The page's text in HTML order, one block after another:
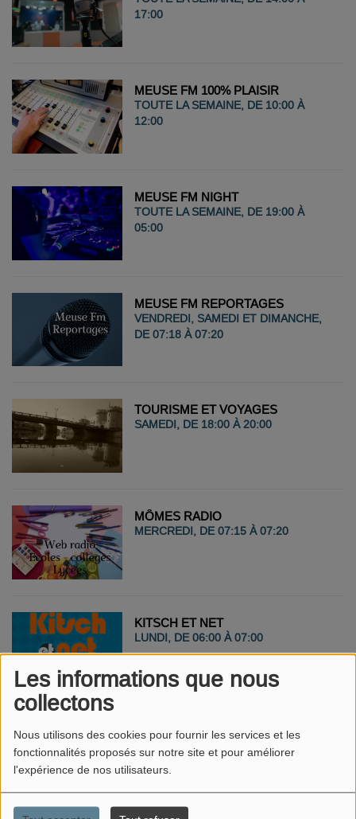
Les informations que nous
collectons
Nous utilisons des cookies pour fournir les services et les
fonctionnalités proposés sur notre site et pour améliorer
l'expérience de nos utilisateurs.
17:00
MEUSE FM 100% PLAISIR
TOUTE LA SEMAINE, DE 10:00 À
12:00
MEUSE FM NIGHT
TOUTE LA SEMAINE, DE 19:00 À
05:00
MEUSE FM REPORTAGES
VENDREDI, SAMEDI ET DIMANCHE,
DE 07:18 À 07:20
TOURISME ET VOYAGES
SAMEDI, DE 18:00 À 20:00
MÔMES RADIO
MERCREDI, DE 07:15 À 07:20
KITSCH ET NET
LUNDI, DE 06:00 À 07:00
LA MATINALE DE SYLVAIN
DU LUNDI AU VENDREDI, DE 07:00 À
10:00